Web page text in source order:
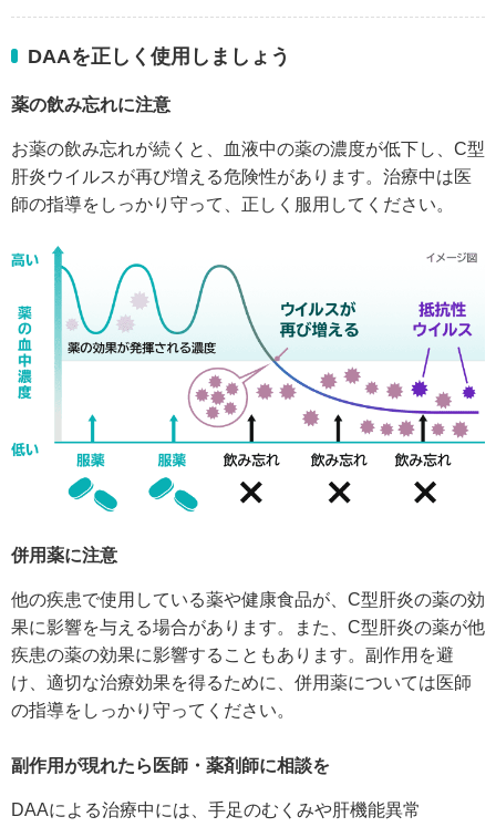
DAAを正しく使用しましょう
薬の飲み忘れに注意
お薬の飲み忘れが続くと、血液中の薬の濃度が低下し、C型
肝炎ウイルスが再び増える危険性があります。治療中は医
師の指導をしっかり守って、正しく服用してください。
併用薬に注意
他の疾患で使用している薬や健康食品が、C型肝炎の薬の効
果に影響を与える場合があります。また、C型肝炎の薬が他
疾患の薬の効果に影響することもあります。副作用を避
け、適切な治療効果を得るために、併用薬については医師
の指導をしっかり守ってください。
副作用が現れたら医師・薬剤師に相談を
DAAによる治療中には、手足のむくみや肝機能異常